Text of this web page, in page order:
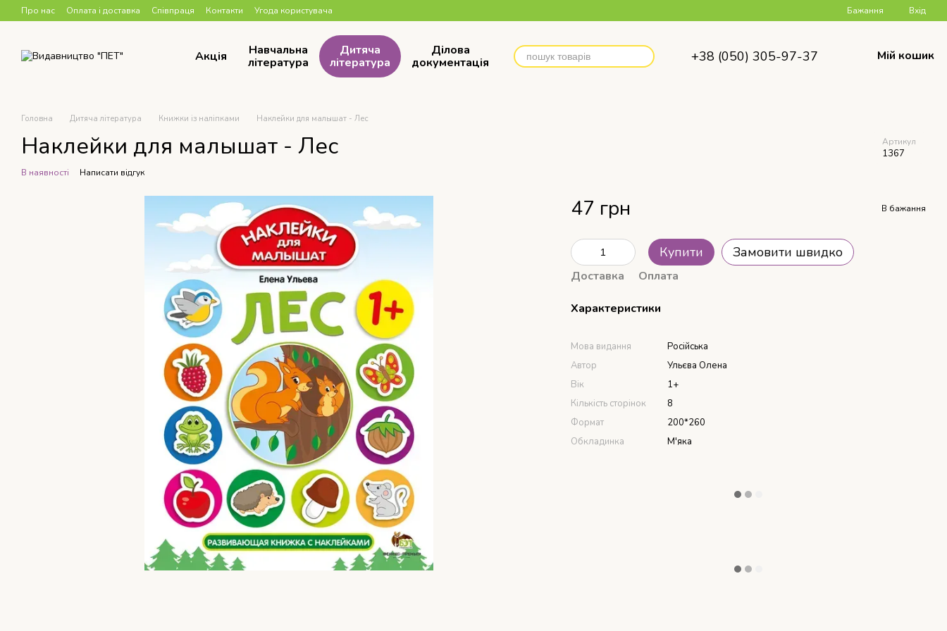
Перейти до основного контенту
Про нас Оплата і доставка Співпраця Контакти Угода користувача Бажання Вхід
Акція
Навчальна
література
Дитяча
література
Ділова
документація
+38 (050) 305-97-37 Мій кошик
Головна Дитяча література Книжки із наліпками Наклейки для малышат - Лес
Наклейки для малышат - Лес Артикул
1367
В наявності Написати відгук
47 грн В бажання
Купити Замовити швидко
Доставка Оплата
Характеристики
Мова видання
Російська
Автор
Ульєва Олена
Вік
1+
Кількість сторінок
8
Формат
200*260
Обкладинка
М'яка